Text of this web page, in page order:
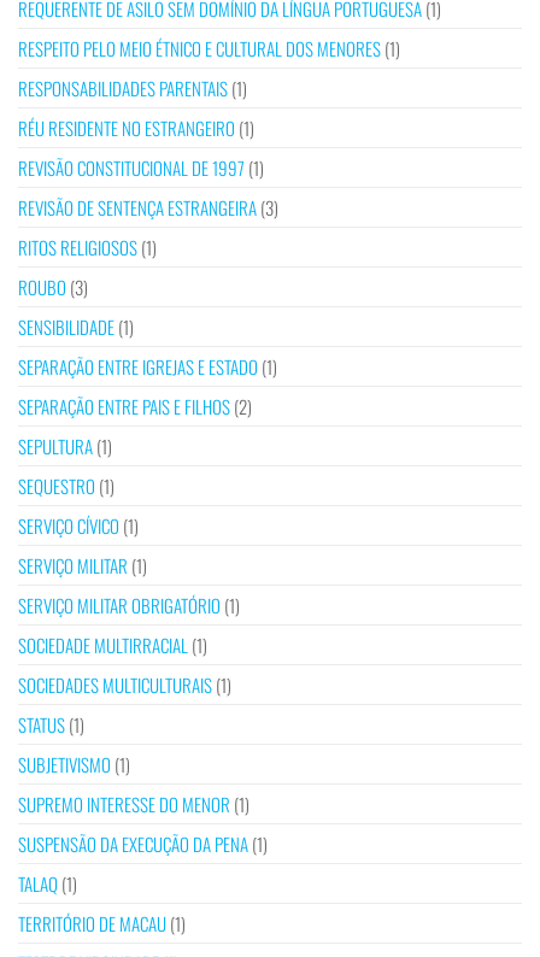
REQUERENTE DE ASILO SEM DOMÍNIO DA LÍNGUA PORTUGUESA(1)
RESPEITO PELO MEIO ÉTNICO E CULTURAL DOS MENORES(1)
RESPONSABILIDADES PARENTAIS(1)
RÉU RESIDENTE NO ESTRANGEIRO (1)
REVISÃO CONSTITUCIONAL DE 1997 (1)
REVISÃO DE SENTENÇA ESTRANGEIRA(3)
RITOS RELIGIOSOS(1)
ROUBO (3)
SENSIBILIDADE(1)
SEPARAÇÃO ENTRE IGREJAS E ESTADO (1)
SEPARAÇÃO ENTRE PAIS E FILHOS(2)
SEPULTURA(1)
SEQUESTRO (1)
SERVIÇO CÍVICO (1)
SERVIÇO MILITAR (1)
SERVIÇO MILITAR OBRIGATÓRIO (1)
SOCIEDADE MULTIRRACIAL (1)
SOCIEDADES MULTICULTURAIS(1)
STATUS(1)
SUBJETIVISMO (1)
SUPREMO INTERESSE DO MENOR (1)
SUSPENSÃO DA EXECUÇÃO DA PENA(1)
TALAQ(1)
TERRITÓRIO DE MACAU(1)